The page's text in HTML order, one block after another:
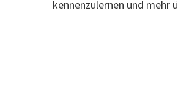
kennenzulernen und mehr